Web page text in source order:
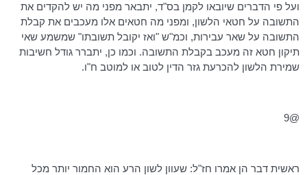
ועל פי הדברים שיובאו לקמן בס"ד, יתבאר מפני מה יש להקדים את
התשובה על חטאי הלשון, ומפני מה חטאים אלו מעכבים את קבלת
התשובה על שאר עבירות, וכמ"ש "ואז יקובל תשובתו" שמשמע שאי
תיקון חטא זה מעכב בקבלת התשובה. וכמו כן, יתברר גודל חשיבות
שמירת הלשון להכרעת גזר הדין לטוב או למוטב ח"ו.
@9
ראשית דבר הן אמרו חז"ל: שעוון לשון הרע הוא החמור יותר מכל